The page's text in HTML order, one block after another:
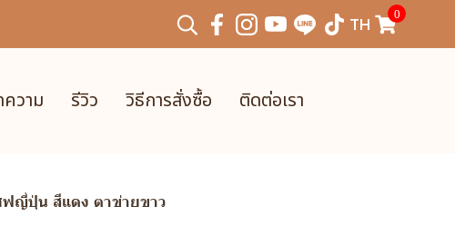
TH 0
วาม รีวิว วิธีการสั่งซื้อ ติดต่อเรา
ฟญี่ปุ่น สีแดง ตาข่ายขาว